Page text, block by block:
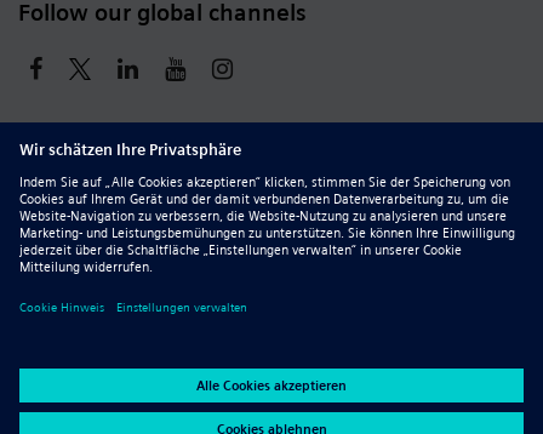
Follow our global channels
siemens.com Global Website © 2026 Siemens
Whistleblowing
Corporate Information
DMCA
Privacy Notice
Terms of Use
Digital ID Report Piracy